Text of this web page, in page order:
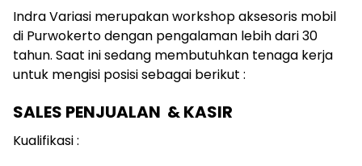
Indra Variasi merupakan workshop aksesoris mobil
di Purwokerto dengan pengalaman lebih dari 30
tahun. Saat ini sedang membutuhkan tenaga kerja
untuk mengisi posisi sebagai berikut :
SALES PENJUALAN & KASIR
Kualifikasi :